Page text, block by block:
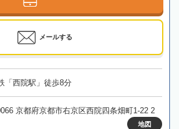
メールする
「西院駅」徒歩8分
京都府京都市右京区西院四条畑町1-22 2
地図